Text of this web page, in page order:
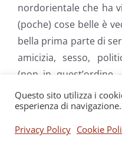
nordorientale che ha
(poche) cose belle è
bella prima parte di
amicizia, sesso,
(non in quest’ordine
transumanza: ognuno
va, e vado a bermi
dotta) con M.
piacevolmente solo
Questo sito utilizza i
esperienza di navigazione.
Privacy Policy Cookie